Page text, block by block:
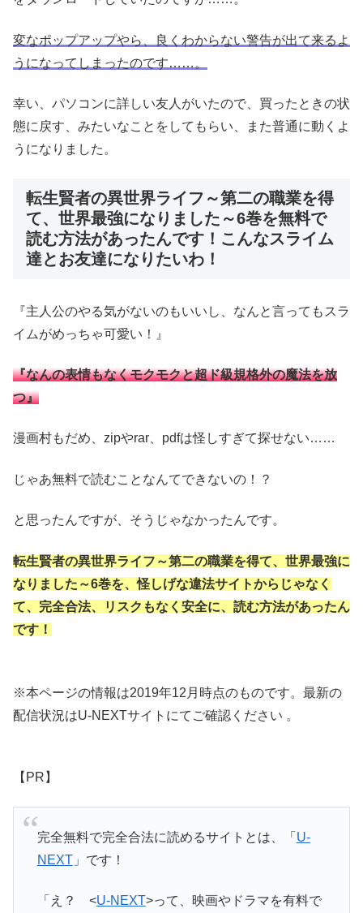
変なポップアップやら、良くわからない警告が出て来るよ
うになってしまったのです……。
幸い、パソコンに詳しい友人がいたので、買ったときの状
態に戻す、みたいなことをしてもらい、また普通に動くよ
うになりました。
転生賢者の異世界ライフ～第二の職業を得
て、世界最強になりました～6巻を無料で
読む方法があったんです！こんなスライム
達とお友達になりたいわ！
『主人公のやる気がないのもいいし、なんと言ってもスラ
イムがめっちゃ可愛い！』
『なんの表情もなくモクモクと超ド級規格外の魔法を放
つ』
漫画村もだめ、zipやrar、pdfは怪しすぎて探せない……
じゃあ無料で読むことなんてできないの！？
と思ったんですが、そうじゃなかったんです。
転生賢者の異世界ライフ～第二の職業を得て、世界最強に
なりました～6巻を、怪しげな違法サイトからじゃなく
て、完全合法、リスクもなく安全に、読む方法があったん
です！
※本ページの情報は2019年12月時点のものです。最新の
配信状況はU-NEXTサイトにてご確認ください 。
【PR】
完全無料で完全合法に読めるサイトとは、「 U-
NEXT」です！
「え？ <U-NEXT>って、映画やドラマを有料で